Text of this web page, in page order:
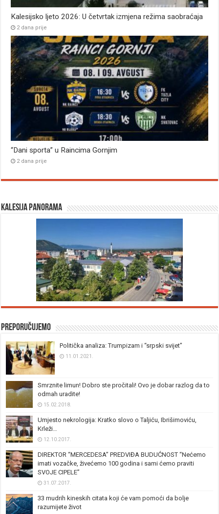
Kalesijsko ljeto 2026: U četvrtak izmjena režima saobraćaja
2 dana prije
“Dani sporta” u Raincima Gornjim
2 dana prije
Kalesija panorama
Preporučujemo
Politička analiza: Trumpizam i “srpski svijet”
11.01.2021.
Smrznite limun! Dobro ste pročitali! Ovo je dobar razlog da to
odmah uradite!
15.02.2018.
Umjesto nekrologija: Kratko slovo o Taljiću, Ibrišimoviću,
Krleži…
12.10.2017.
DIREKTOR “MERCEDESA” PREDVIĐA BUDUĆNOST “Nećemo
imati vozačke, živećemo 100 godina i sami ćemo praviti
SVOJE CIPELE”
31.07.2017.
33 mudrih kineskih citata koji će vam pomoći da bolje
razumijete život